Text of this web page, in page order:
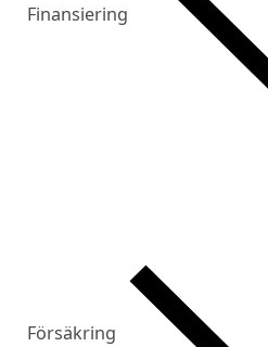
Finansiering
Försäkring